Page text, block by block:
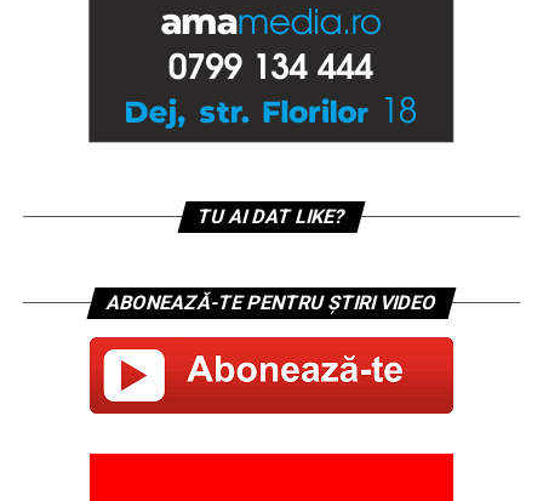
TU AI DAT LIKE?
ABONEAZĂ-TE PENTRU ȘTIRI VIDEO